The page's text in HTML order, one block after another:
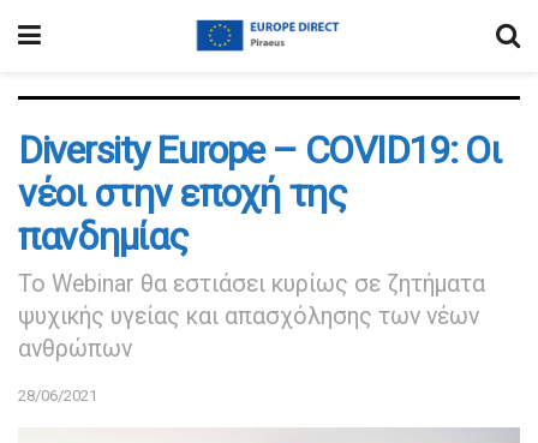
Diversity Europe – COVID19: Οι
νέοι στην εποχή της
πανδημίας
Το Webinar θα εστιάσει κυρίως σε ζητήματα
ψυχικής υγείας και απασχόλησης των νέων
ανθρώπων
28/06/2021